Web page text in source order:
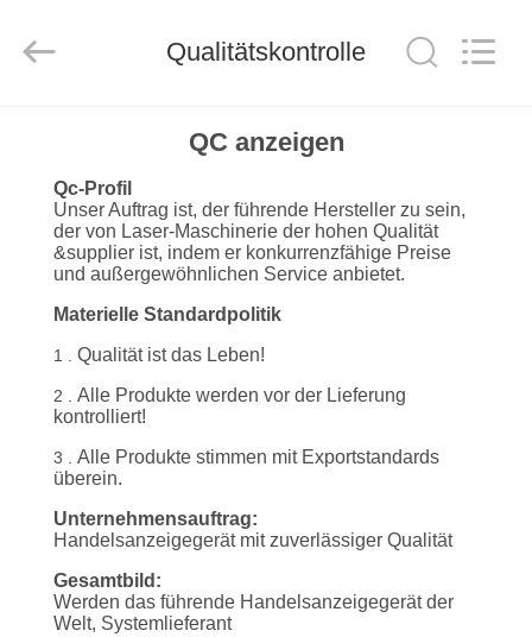
PRODUKTE
ÜBER
UNS
FABRIK-
AUSFLUG
QUALITÄTSKONTROLLE
TRETEN
SIE
Management
Services
Qualitätskontrolle
QC anzeigen
Qc-Profil
Unser Auftrag ist, der führende Hersteller zu sein,
der von Laser-Maschinerie der hohen Qualität
&supplier ist, indem er konkurrenzfähige Preise
und außergewöhnlichen Service anbietet.
Materielle Standardpolitik
1 . Qualität ist das Leben!
2 . Alle Produkte werden vor der Lieferung
kontrolliert!
3 . Alle Produkte stimmen mit Exportstandards
überein.
Unternehmensauftrag:
Handelsanzeigegerät mit zuverlässiger Qualität
Gesamtbild:
Werden das führende Handelsanzeigegerät der
Welt, Systemlieferant